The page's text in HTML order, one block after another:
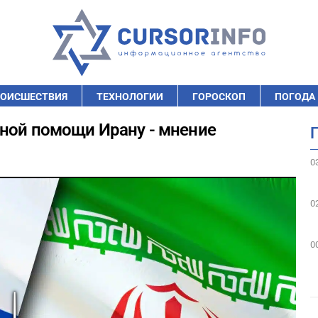
ТЕХНОЛОГИИ ГОРОСКОП ПОГОДА
помощи Ирану - мнение